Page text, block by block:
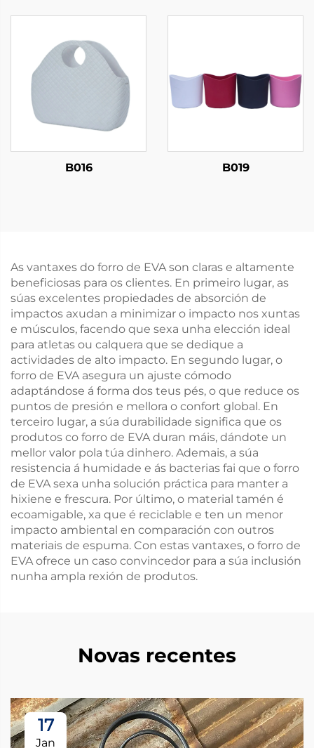
B016 B019
As vantaxes do forro de EVA son claras e altamente
beneficiosas para os clientes. En primeiro lugar, as
súas excelentes propiedades de absorción de
impactos axudan a minimizar o impacto nos xuntas
e músculos, facendo que sexa unha elección ideal
para atletas ou calquera que se dedique a
actividades de alto impacto. En segundo lugar, o
forro de EVA asegura un ajuste cómodo
adaptándose á forma dos teus pés, o que reduce os
puntos de presión e mellora o confort global. En
terceiro lugar, a súa durabilidade significa que os
produtos co forro de EVA duran máis, dándote un
mellor valor pola túa dinhero. Ademais, a súa
resistencia á humidade e ás bacterias fai que o forro
de EVA sexa unha solución práctica para manter a
hixiene e frescura. Por último, o material tamén é
ecoamigable, xa que é reciclable e ten un menor
impacto ambiental en comparación con outros
materiais de espuma. Con estas vantaxes, o forro de
EVA ofrece un caso convincedor para a súa inclusión
nunha ampla rexión de produtos.
Novas recentes
17
Jan